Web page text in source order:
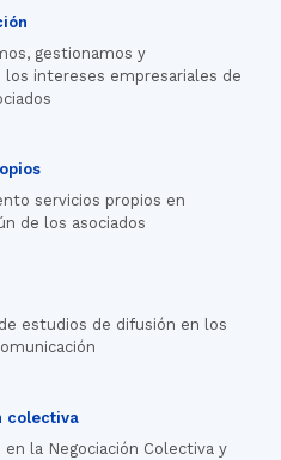
gestionamos y
los intereses empresariales de
servicios propios en
de los asociados
estudios de difusión en los
colectiva
en la Negociación Colectiva y